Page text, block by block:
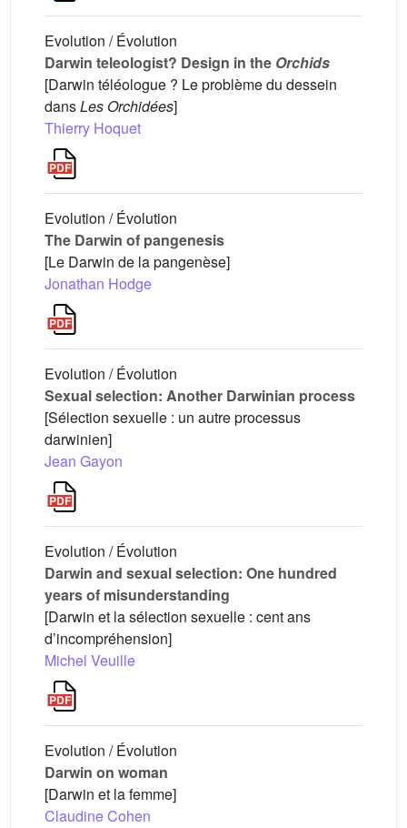
Evolution / Évolution
Darwin teleologist? Design in the Orchids
[Darwin téléologue ? Le problème du dessein
dansLes Orchidées]
Thierry Hoquet
Evolution / Évolution
The Darwin of pangenesis
[Le Darwin de la pangenèse]
Jonathan Hodge
Evolution / Évolution
Sexual selection: Another Darwinian process
[Sélection sexuelle : un autre processus
darwinien]
Jean Gayon
Evolution / Évolution
Darwin and sexual selection: One hundred
years of misunderstanding
[Darwin et la sélection sexuelle : cent ans
d’incompréhension]
Michel Veuille
Evolution / Évolution
Darwin on woman
[Darwin et la femme]
Claudine Cohen